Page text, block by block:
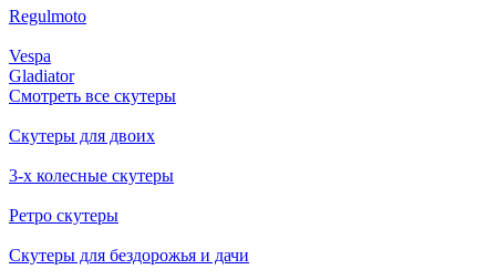
Regulmoto
Vespa
Gladiator
Смотреть все скутеры
Скутеры для двоих
3-х колесные скутеры
Ретро скутеры
Скутеры для бездорожья и дачи